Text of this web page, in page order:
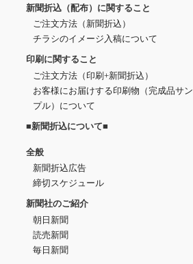
新聞折込（配布）に関すること
ご注文方法（新聞折込）
チラシのイメージ入稿について
印刷に関すること
ご注文方法（印刷+新聞折込）
お客様にお届けする印刷物（完成品サン
プル）について
■新聞折込について■
全般
新聞折込広告
締切スケジュール
新聞社のご紹介
朝日新聞
読売新聞
毎日新聞